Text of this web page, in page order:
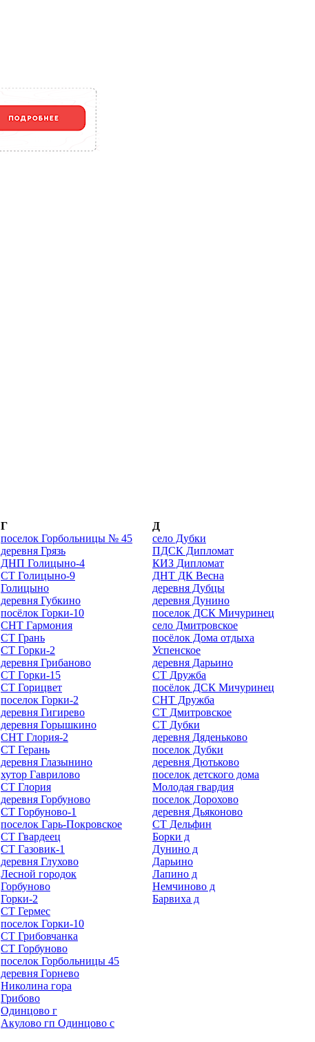
Г
поселок Горбольницы № 45
деревня Грязь
ДНП Голицыно-4
СТ Голицыно-9
Голицыно
деревня Губкино
посёлок Горки-10
СНТ Гармония
СТ Грань
СТ Горки-2
деревня Грибаново
СТ Горки-15
СТ Горицвет
поселок Горки-2
деревня Гигирево
деревня Горышкино
СНТ Глория-2
СТ Герань
деревня Глазынино
хутор Гаврилово
СТ Глория
деревня Горбуново
СТ Горбуново-1
поселок Гарь-Покровское
СТ Гвардеец
СТ Газовик-1
деревня Глухово
Лесной городок
Горбуново
Горки-2
СТ Гермес
поселок Горки-10
СТ Грибовчанка
СТ Горбуново
поселок Горбольницы 45
деревня Горнево
Николина гора
Грибово
Одинцово г
Акулово гп Одинцово с
Д
село Дубки
ПДСК Дипломат
КИЗ Дипломат
ДНТ ДК Весна
деревня Дубцы
деревня Дунино
поселок ДСК Мичуринец
село Дмитровское
посёлок Дома отдыха
Успенское
деревня Дарьино
СТ Дружба
посёлок ДСК Мичуринец
СНТ Дружба
СТ Дмитровское
СТ Дубки
деревня Дяденьково
поселок Дубки
деревня Дютьково
поселок детского дома
Молодая гвардия
поселок Дорохово
деревня Дьяконово
СТ Дельфин
Борки д
Дунино д
Дарьино
Лапино д
Немчиново д
Барвиха д